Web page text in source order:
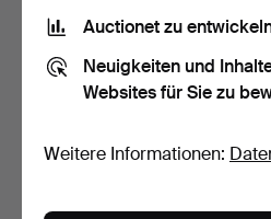
ELSA STACKELBERG. Ein
quadratischer Tisch,…
10 Gebote
Auctionet zu
Neuigkeiten und
Websites für Sie zu
Weitere Informationen: